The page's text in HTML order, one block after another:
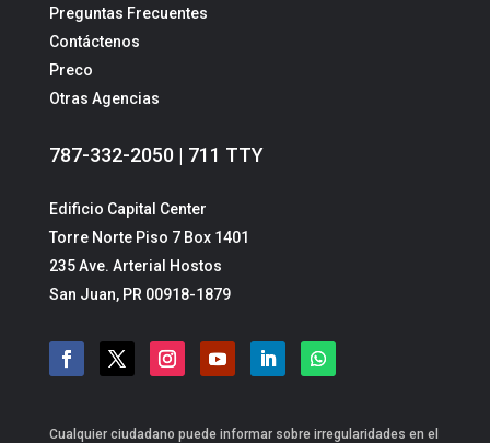
Preguntas Frecuentes
Contáctenos
Preco
Otras Agencias
787-332-2050 | 711 TTY
Edificio Capital Center
Torre Norte Piso 7 Box 1401
235 Ave. Arterial Hostos
San Juan, PR 00918-1879
Cualquier ciudadano puede informar sobre irregularidades en el